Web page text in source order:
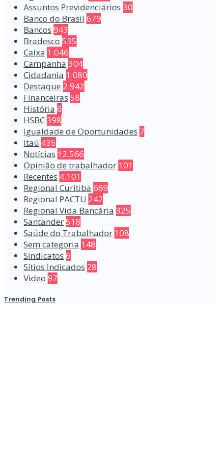
Assuntos Previdenciários 30
Banco do Brasil 679
Bancos 943
Bradesco 535
Caixa 1.046
Campanha 304
Cidadania 1.080
Destaque 2.942
Financeiras 58
História 6
HSBC398
Igualdade de Oportunidades 7
Itaú 435
Notícias 12.566
Opinião de trabalhador 101
Recentes 4.101
Regional Curitiba 669
Regional PACTU 242
Regional Vida Bancária 325
Santander518
Saúde do Trabalhador 108
Sem categoria 148
Sindicatos 6
Sítios Indicados 28
Video 97
Trending Posts